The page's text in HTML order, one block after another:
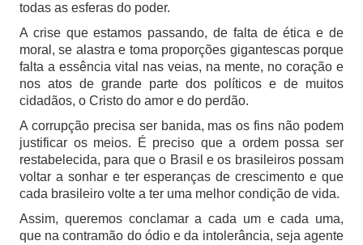
todas as esferas do poder.
A crise que estamos passando, de falta de ética e de
moral, se alastra e toma proporções gigantescas porque
falta a essência vital nas veias, na mente, no coração e
nos atos de grande parte dos políticos e de muitos
cidadãos, o Cristo do amor e do perdão.
A corrupção precisa ser banida, mas os fins não podem
justificar os meios. É preciso que a ordem possa ser
restabelecida, para que o Brasil e os brasileiros possam
voltar a sonhar e ter esperanças de crescimento e que
cada brasileiro volte a ter uma melhor condição de vida.
Assim, queremos conclamar a cada um e cada uma,
que na contramão do ódio e da intolerância, seja agente